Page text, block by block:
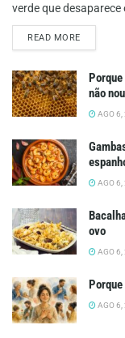
verde que desaparece
READ MOREDETAILS
não
AGO 6,
AGO 6,
ovo
AGO 6,
Porque
AGO 6,